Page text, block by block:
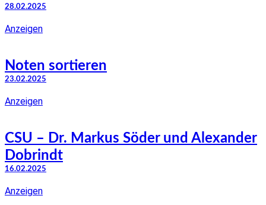
28.02.2025
Anzeigen
Noten sortieren
23.02.2025
Anzeigen
CSU – Dr. Markus Söder und Alexander
Dobrindt
16.02.2025
Anzeigen